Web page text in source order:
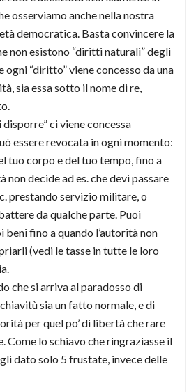
osserviamo anche nella nostra
democratica. Basta convincere la
non esistono “diritti naturali” degli
ogni “diritto” viene concesso da una
sia essa sotto il nome di re,
ci viene concessa
essere revocata in ogni momento:
tuo corpo e del tuo tempo, fino a
non decide ad es. che devi passare
prestando servizio militare, o
da qualche parte. Puoi
beni fino a quando l’autorità non
(vedi le tasse in tutte le loro
che si arriva al paradosso di
sia un fatto normale, e di
per quel po’ di libertà che rare
Come lo schiavo che ringraziasse il
dato solo 5 frustate, invece delle